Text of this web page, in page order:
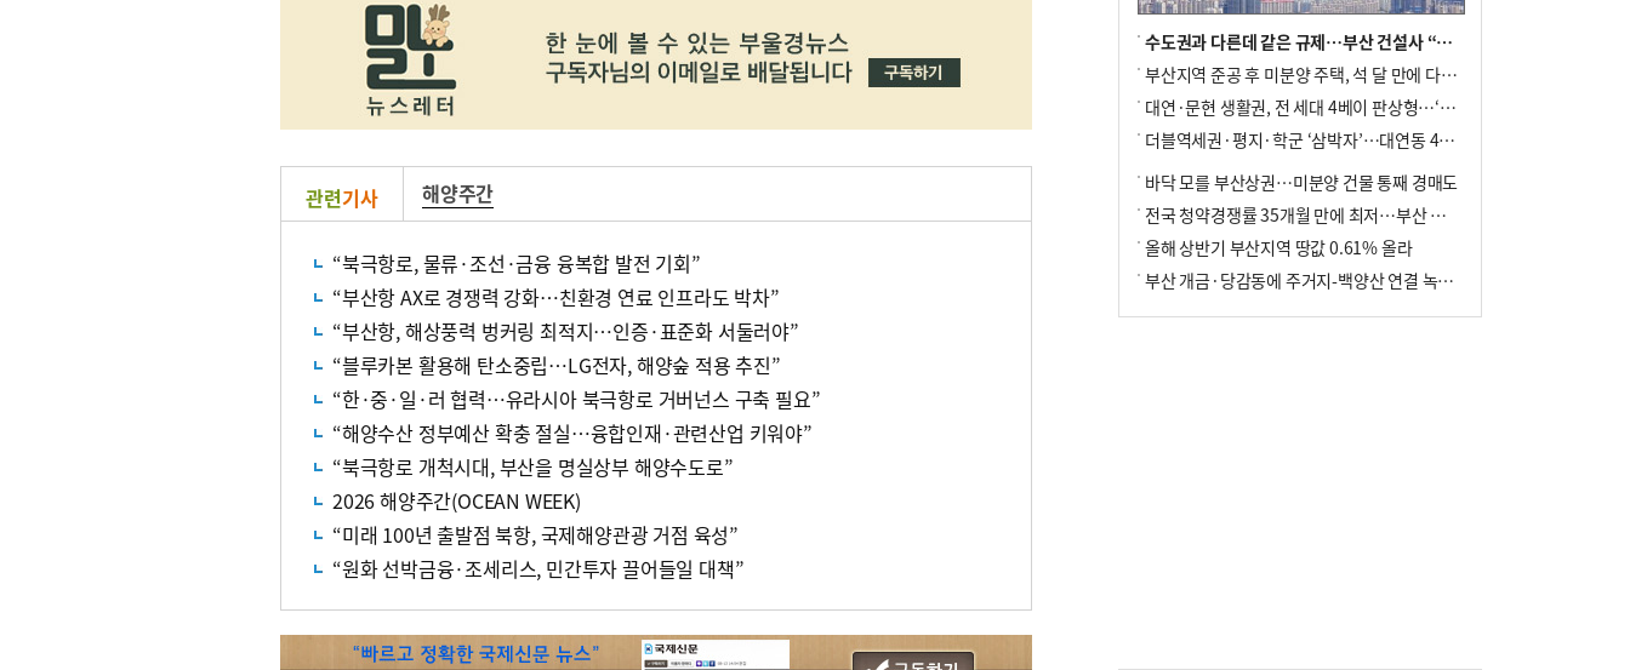
관련기사 해양주간
“북극항로, 물류·조선·금융 융복합 발전 기회”
“부산항 AX로 경쟁력 강화…친환경 연료 인프라도 박차”
“부산항, 해상풍력 벙커링 최적지…인증·표준화 서둘러야”
“블루카본 활용해 탄소중립…LG전자, 해양숲 적용 추진”
“한·중·일·러 협력…유라시아 북극항로 거버넌스 구축 필요”
“해양수산 정부예산 확충 절실…융합인재·관련산업 키워야”
“북극항로 개척시대, 부산을 명실상부 해양수도로”
2026 해양주간(OCEAN WEEK)
“미래 100년 출발점 북항, 국제해양관광 거점 육성”
“원화 선박금융·조세리스, 민간투자 끌어들일 대책”
수도권과 다른데 같은 규제…부산 건설사 “쓰러지기 직전”
부산지역 준공 후 미분양 주택, 석 달 만에 다시 3000가구 넘어서
대연·문현 생활권, 전 세대 4베이 판상형…‘더샵 트리센트’ 내달 분양
더블역세권·평지·학군 ‘삼박자’…대연동 42층 브랜드 단지
바닥 모를 부산상권…미분양 건물 통째 경매도
전국 청약경쟁률 35개월 만에 최저…부산 미분양 ‘적체’ 심화
올해 상반기 부산지역 땅값 0.61% 올라
부산 개금·당감동에 주거지-백양산 연결 녹지 조성